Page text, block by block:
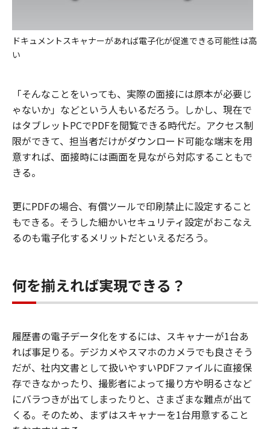
ドキュメントスキャナーがあれば電子化が促進できる可能性は高
い
「そんなことをいっても、実際の面接には原本が必要じ
ゃないか」などという人もいるだろう。しかし、現在で
はタブレットPCでPDFを閲覧できる時代だ。アクセス制
限ができて、担当者だけがダウンロード可能な端末を用
意すれば、面接時には画面を見ながら対応することもで
きる。
更にPDFの場合、有償ツールで印刷禁止に設定すること
もできる。そうした細かいセキュリティ設定がおこなえ
るのも電子化するメリットだといえるだろう。
何を揃えれば実現できる？
履歴書の電子データ化をするには、スキャナーが1台あ
れば事足りる。デジカメやスマホのカメラでも良さそう
だが、社内文書として扱いやすいPDFファイルに直接保
存できなかったり、撮影者によって撮り方や明るさなど
にバラつきが出てしまったりと、さまざまな難点が出て
くる。そのため、まずはスキャナーを1台用意すること